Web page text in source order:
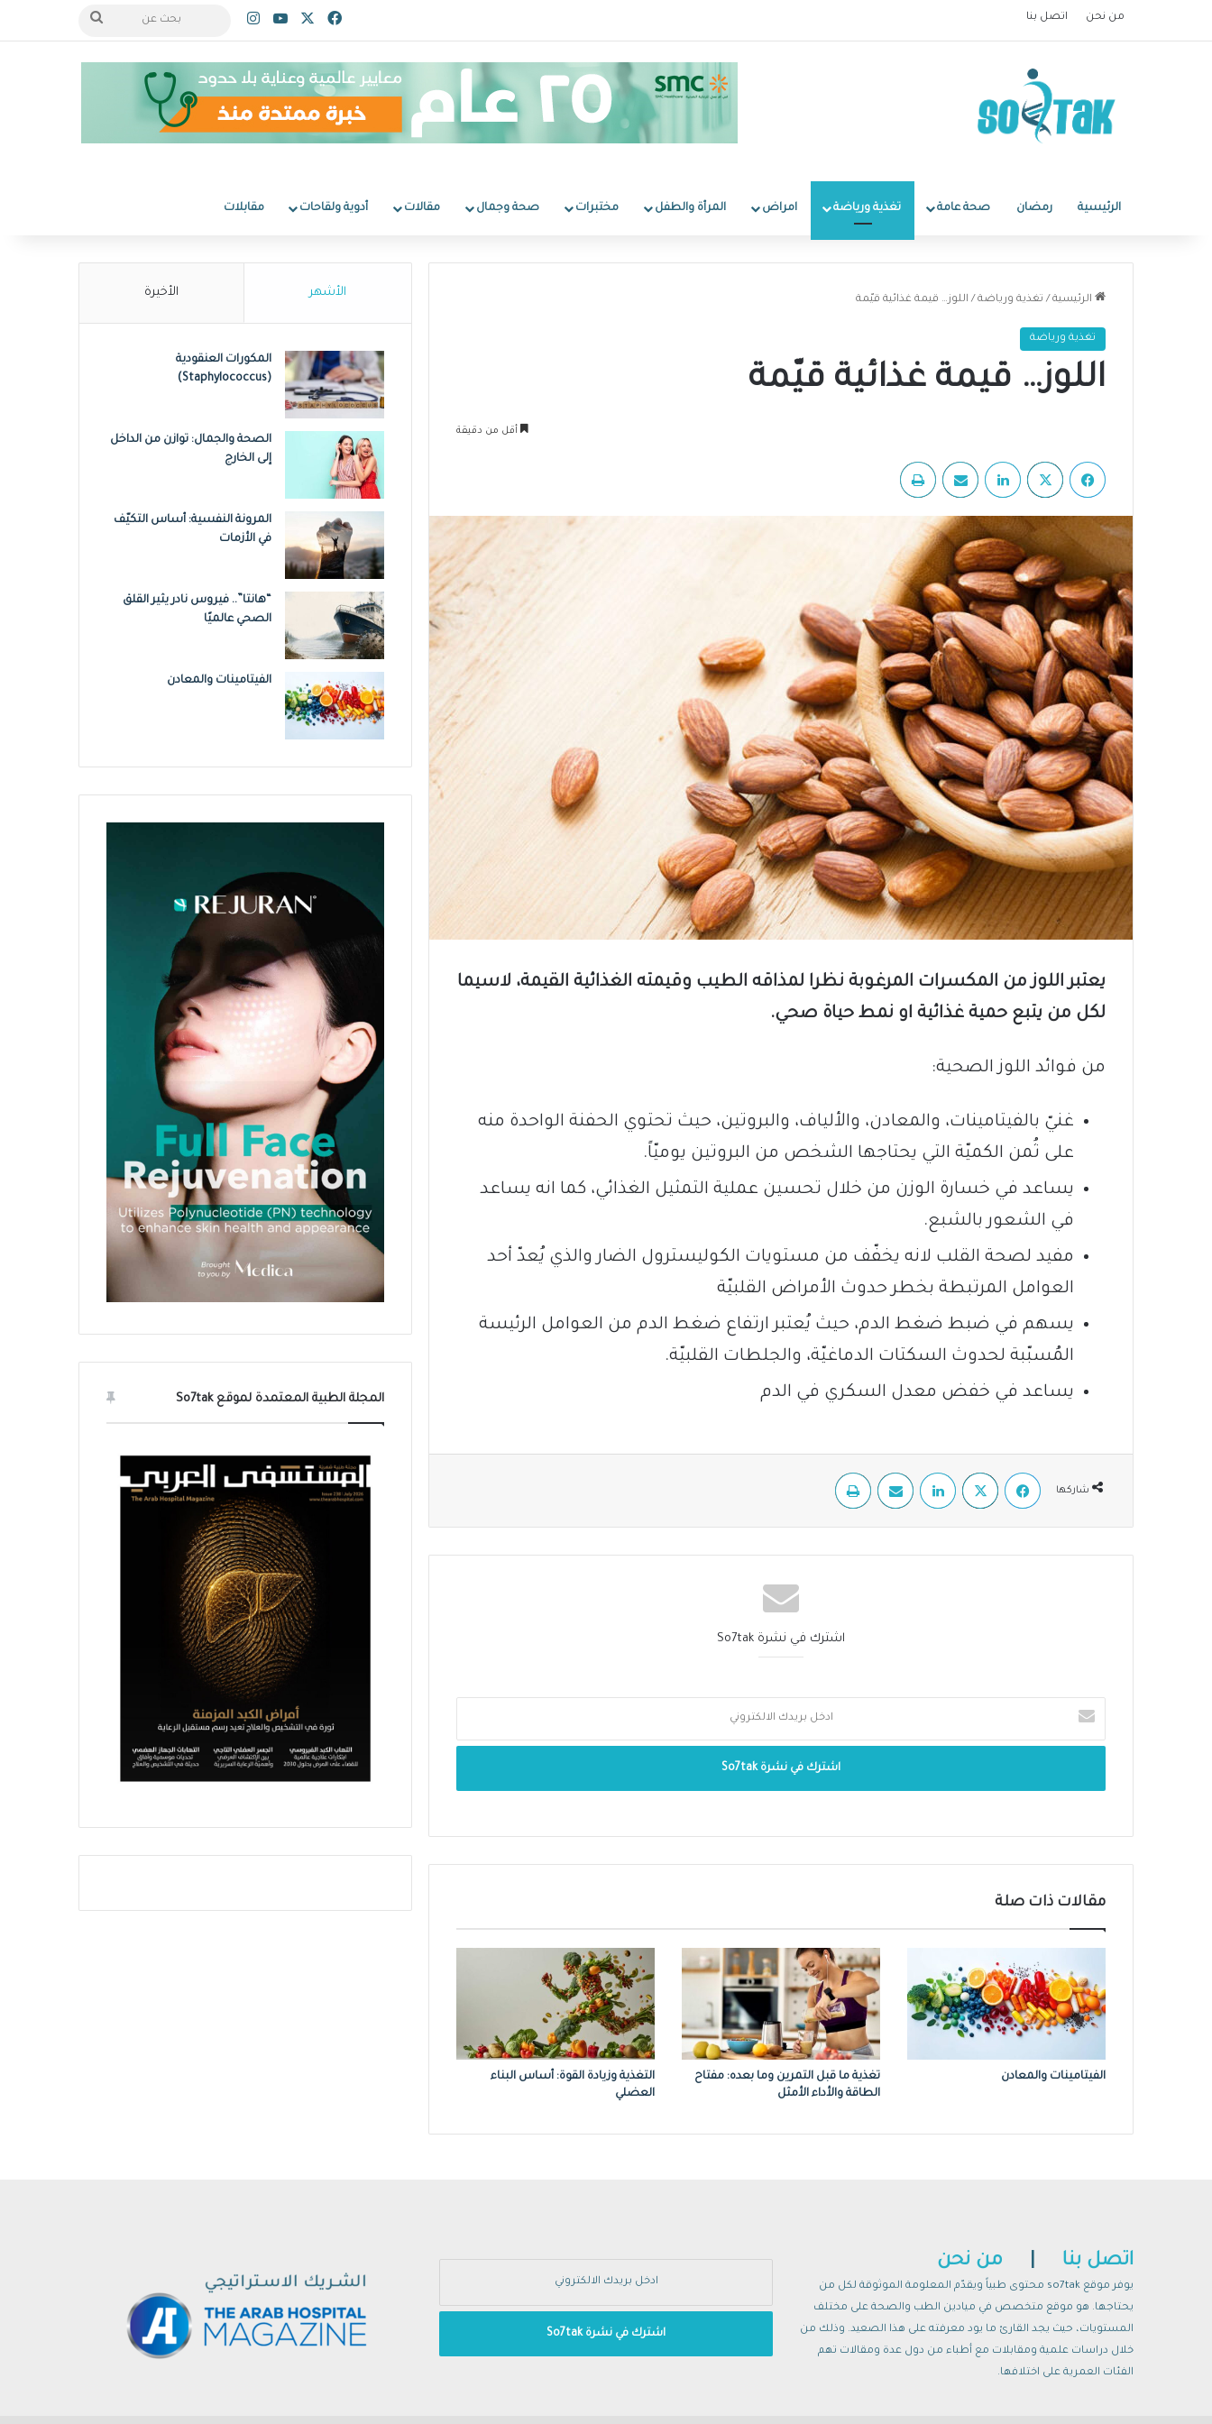
من نحن اتصل بنا فيسبوك‫YouTubeانستقرام بحث
الرئيسية رمضان صحة عامة تغذية ورياضة امراض المرأة والطفل مختبرات صحة وجمال مقالات أدوية ولقاحات مقابلات
الرئيسية / تغذية ورياضة / اللوز… قيمة غذائية قيّمة
تغذية ورياضة
اللوز… قيمة غذائية قيّمة
أقل من دقيقة
فيسبوك لينكدإن مشاركة عبر البريد
يعتبر اللوز من المكسرات المرغوبة نظرا لمذاقه الطيب وقيمته الغذائية القيمة، لاسيما
لكل من يتبع حمية غذائية او نمط حياة صحي.
من فوائد اللوز الصحية:
غنيّ بالفيتامينات، والمعادن، والألياف، والبروتين، حيث تحتوي الحفنة الواحدة منه
على ثُمن الكميّة التي يحتاجها الشخص من البروتين يوميّاً.
يساعد في خسارة الوزن من خلال تحسين عملية التمثيل الغذائي، كما انه يساعد
في الشعور بالشبع.
مفيد لصحة القلب لانه يخفّف من مستويات الكوليسترول الضار والذي يُعدّ أحد
العوامل المرتبطة بخطر حدوث الأمراض القلبيّة
يسهم في ضبط ضغط الدم، حيث يُعتبر ارتفاع ضغط الدم من العوامل الرئيسة
المُسبّبة لحدوث السكتات الدماغيّة، والجلطات القلبيّة.
يساعد في خفض معدل السكري في الدم
شاركها
فيسبوك لينكدإن مشاركة عبر البريد
اشترك في نشرة So7tak
مقالات ذات صلة
الفيتامينات والمعادن
تغذية ما قبل التمرين وما بعده: مفتاح
الطاقة والأداء الأمثل
التغذية وزيادة القوة: أساس البناء
العضلي
الأشهر الأخيرة
المكورات العنقودية
(Staphylococcus)
الصحة والجمال: توازن من الداخل
إلى الخارج
المرونة النفسية: أساس التكيّف
في الأزمات
“هانتا”.. فيروس نادر يثير القلق
الصحي عالميًا
الفيتامينات والمعادن
المجلة الطبية المعتمدة لموقع So7tak
اتصل بنا من نحن
يوفر موقع so7tak محتوى طبياً ويقدّم المعلومة الموثوقة لكل من
يحتاجها. هو موقع متخصص في ميادين الطب والصحة على مختلف
المستويات، حيث يجد القارئ ما يود معرفته على هذا الصعيد. وذلك من
خلال دراسات علمية ومقابلات مع أطباء من دول عدة ومقالات تهم
الفئات العمرية على اختلافها.